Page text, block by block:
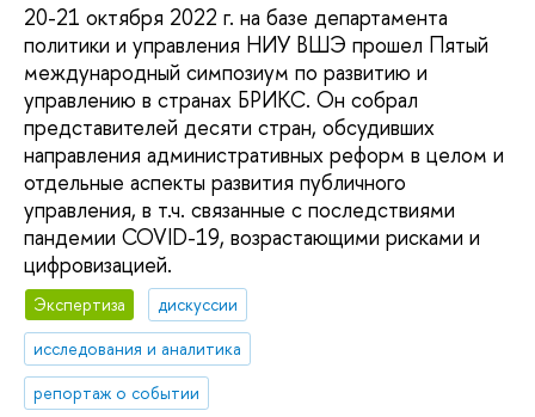
20-21 октября 2022 г. на базе департамента
политики и управления НИУ ВШЭ прошел Пятый
международный симпозиум по развитию и
управлению в странах БРИКС. Он собрал
представителей десяти стран, обсудивших
направления административных реформ в целом и
отдельные аспекты развития публичного
управления, в т.ч. связанные с последствиями
пандемии COVID-19, возрастающими рисками и
цифровизацией.
Экспертиза
дискуссии
исследования и аналитика
репортаж о событии